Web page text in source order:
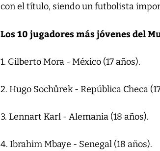
con el título, siendo un futbolista
Los 10 jugadores más jóvenes del
1. Gilberto Mora - México (17 años).
2. Hugo Sochůrek - República Checa
3. Lennart Karl - Alemania (18 años).
4. Ibrahim Mbaye - Senegal (18 años).